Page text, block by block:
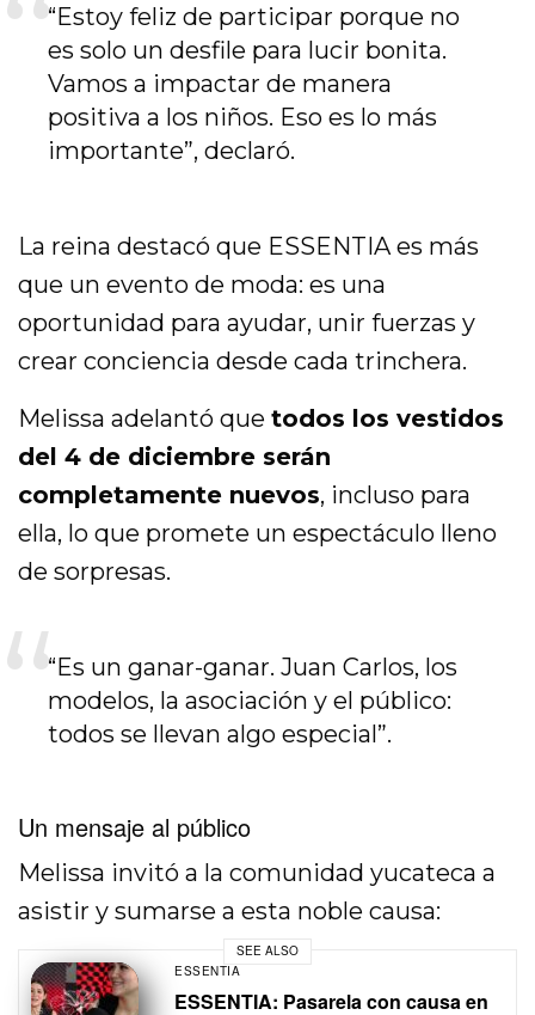
“Estoy feliz de participar porque no
es solo un desfile para lucir bonita.
Vamos a impactar de manera
positiva a los niños. Eso es lo más
importante”, declaró.
La reina destacó que ESSENTIA es más
que un evento de moda: es una
oportunidad para ayudar, unir fuerzas y
crear conciencia desde cada trinchera.
Melissa adelantó quetodos los vestidos
del 4 de diciembre serán
completamente nuevos, incluso para
ella, lo que promete un espectáculo lleno
de sorpresas.
“Es un ganar-ganar. Juan Carlos, los
modelos, la asociación y el público:
todos se llevan algo especial”.
Un mensaje al público
Melissa invitó a la comunidad yucateca a
asistir y sumarse a esta noble causa:
SEE ALSO
ESSENTIA
ESSENTIA: Pasarela con causa en